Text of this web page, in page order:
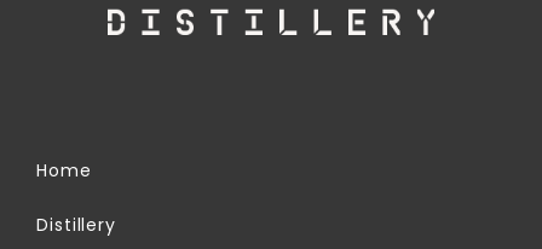
Home
Distillery